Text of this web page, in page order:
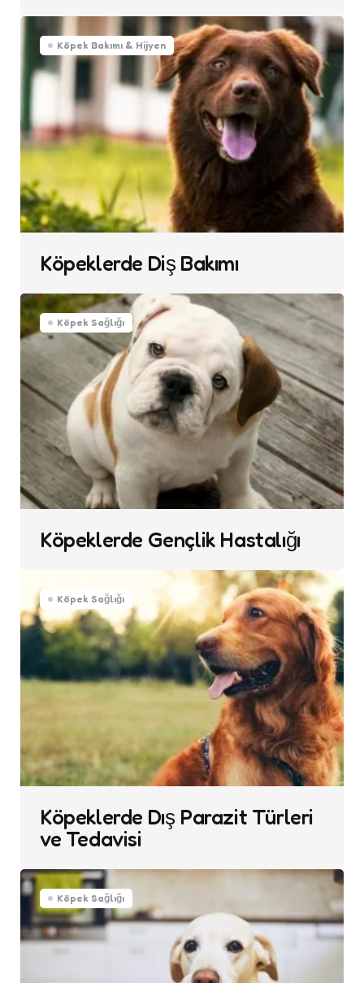
Köpek Bakımı & Hijyen
Köpeklerde Diş Bakımı
Köpek Sağlığı
Köpeklerde Gençlik Hastalığı
Köpek Sağlığı
Köpeklerde Dış Parazit Türleri
ve Tedavisi
Köpek Sağlığı